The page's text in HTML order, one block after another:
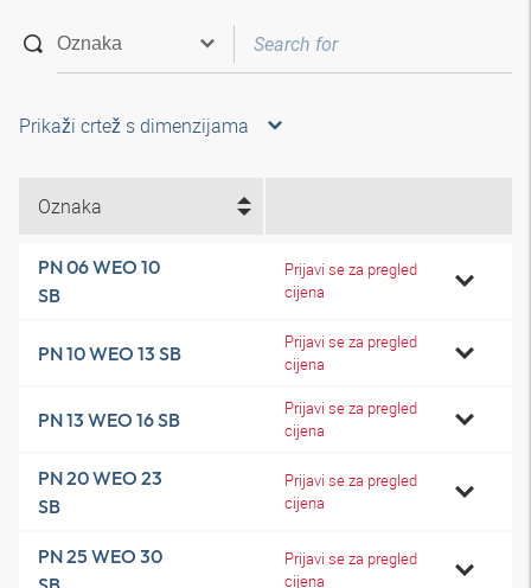
Prikaži crtež s dimenzijama
Oznaka
PN 06 WEO 10
SB
Prijavi se za pregled
cijena
PN 10 WEO 13 SB
Prijavi se za pregled
cijena
PN 13 WEO 16 SB
Prijavi se za pregled
cijena
PN 20 WEO 23
SB
Prijavi se za pregled
cijena
PN 25 WEO 30
Prijavi se za pregled
cijena